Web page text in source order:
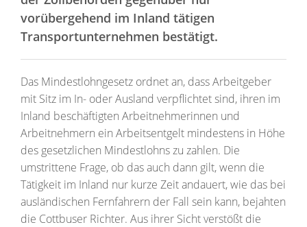
vorübergehend im Inland tätigen
Transportunternehmen bestätigt.
Das Mindestlohngesetz ordnet an, dass Arbeitgeber
mit Sitz im In- oder Ausland verpflichtet sind, ihren im
Inland beschäftigten Arbeitnehmerinnen und
Arbeitnehmern ein Arbeitsentgelt mindestens in Höhe
des gesetzlichen Mindestlohns zu zahlen. Die
umstrittene Frage, ob das auch dann gilt, wenn die
Tätigkeit im Inland nur kurze Zeit andauert, wie das bei
ausländischen Fernfahrern der Fall sein kann, bejahten
die Cottbuser Richter. Aus ihrer Sicht verstößt die